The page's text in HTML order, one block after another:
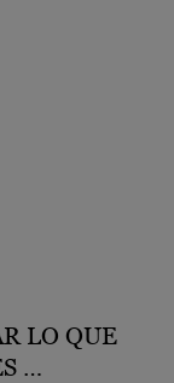
LO QUE
…